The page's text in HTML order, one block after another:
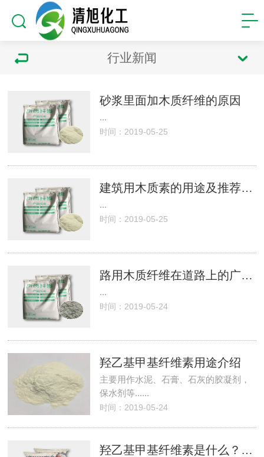
行业新闻
砂浆里面加木质纤维的原因
...
时间：2019-05-25
建筑用木质素的用途及推荐用量
...
时间：2019-05-25
路用木质纤维在道路上的广泛应用
...
时间：2019-05-24
羟乙基甲基纤维素用途介绍
主要用作水泥、石膏、石灰的胶凝剂，
保水剂等......
时间：2019-05-24
羟乙基甲基纤维素是什么？它的常用粘度是？